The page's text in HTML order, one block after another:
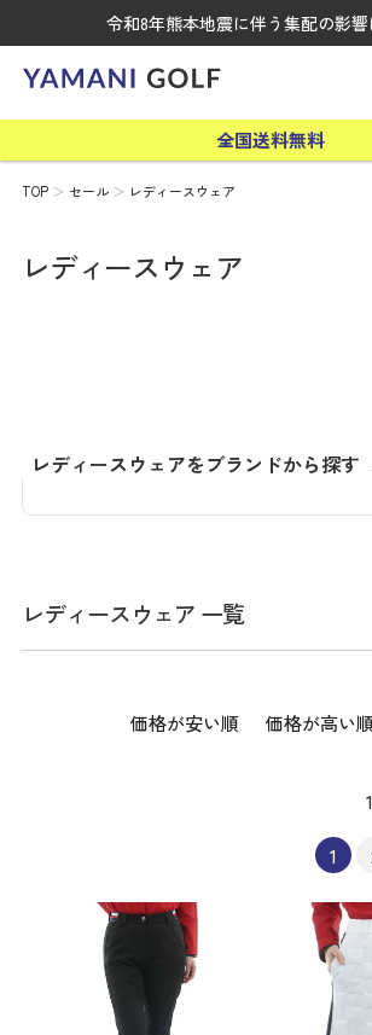
令和8年熊本地震に伴う集配の影響
全国送料無料
TOP セール レディースウェア
レディースウェア
レディースウェアをブランドから探す
レディースウェア 一覧
価格が安い順 価格が高い順
1